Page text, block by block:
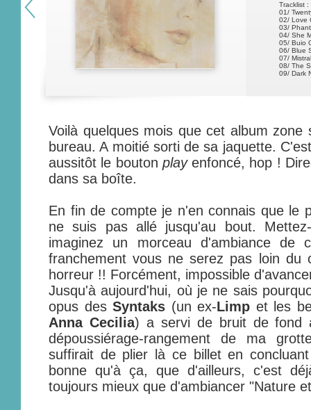
Tracklist :
01/
02/ Love
03/
04/ She
05/ Buio
06/ Blue
07/
08/ The
09/ Dark
Voilà quelques mois que cet album zone
bureau. A moitié sorti de sa jaquette.
aussitôt le bouton playenfoncé, hop !
dans sa boîte.
En fin de compte je n'en connais que le
ne suis pas allé jusqu'au bout.
imaginez un morceau d'ambiance de
franchement vous ne serez pas loin du
horreur !! Forcément, impossible
Jusqu'à aujourd'hui, où je ne sais
opus desSyntaks (un ex-Limp et les
Anna Cecilia) a servi de bruit de fond
dépoussiérage-rangement de ma
suffirait de plier là ce billet en
bonne qu'à ça, que d'ailleurs, c'est
toujours mieux que d'ambiancer "Nature